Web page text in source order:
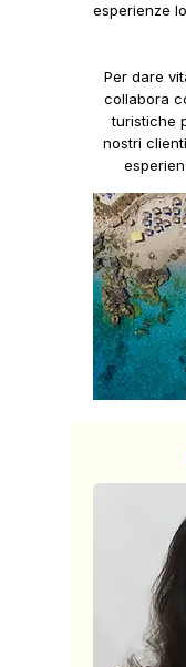
esperienze
Per dare
collabora
turistiche
nostri